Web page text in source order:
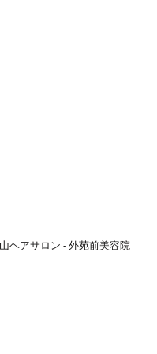
ヘアサロン - 外苑前美容院